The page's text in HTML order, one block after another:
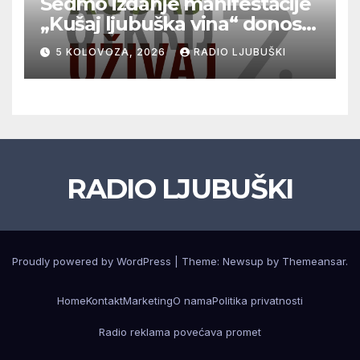
„Kušaj ljubuška vina“ donosi
vrhunska vina, gastronomiju i
glazbu
5 KOLOVOZA, 2026 RADIO LJUBUŠKI
RADIO LJUBUŠKI
Proudly powered by WordPress Theme: Newsup by Themeansar.
HomeKontaktMarketingO namaPolitika privatnosti
Radio reklama povećava promet